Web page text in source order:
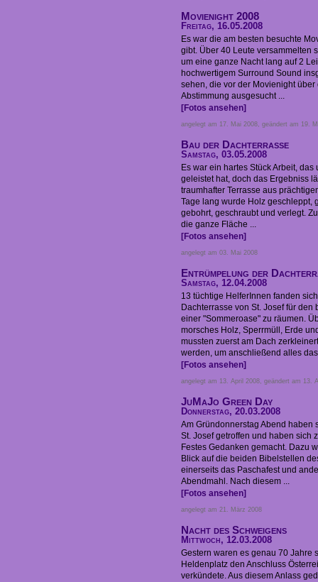
Movienight 2008
Freitag, 16.05.2008
Es war die am besten besuchte
gibt. Über 40 Leute versammelten
um eine ganze Nacht lang auf 2
hochwertigem Surround Sound
sehen, die vor der Movienight
Abstimmung ausgesucht ...
[Fotos ansehen]
angelegt am 17. Mai 2008, geändert am 19.
Bau der Dachterrasse
Samstag, 03.05.2008
Es war ein hartes Stück Arbeit, das
geleistet hat, doch das Ergebniss
traumhafter Terrasse aus
Tage lang wurde Holz geschleppt,
gebohrt, geschraubt und verlegt.
die ganze Fläche ...
[Fotos ansehen]
angelegt am 03. Mai 2008
Entrümpelung der
Samstag, 12.04.2008
13 tüchtige HelferInnen fanden
Dachterrasse von St. Josef für den
einer "Sommeroase" zu räumen.
morsches Holz, Sperrmüll, Erde
mussten zuerst am Dach
werden, um anschließend alles
[Fotos ansehen]
angelegt am 13. April 2008, geändert am 13.
JuMaJo Green Day
Donnerstag, 20.03.2008
Am Gründonnerstag Abend haben
St. Josef getroffen und haben sich
Festes Gedanken gemacht. Dazu
Blick auf die beiden Bibelstellen
einerseits das Paschafest und
Abendmahl. Nach diesem ...
[Fotos ansehen]
angelegt am 21. März 2008
Nacht des Schweigens
Mittwoch, 12.03.2008
Gestern waren es genau 70 Jahre
Heldenplatz den Anschluss
verkündete. Aus diesem Anlass